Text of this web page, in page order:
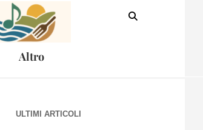
Altro
ULTIMI ARTICOLI